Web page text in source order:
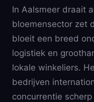
In Aalsmeer draait
bloemensector zet
bloeit een breed
logistiek en
lokale winkeliers.
bedrijven
concurrentie